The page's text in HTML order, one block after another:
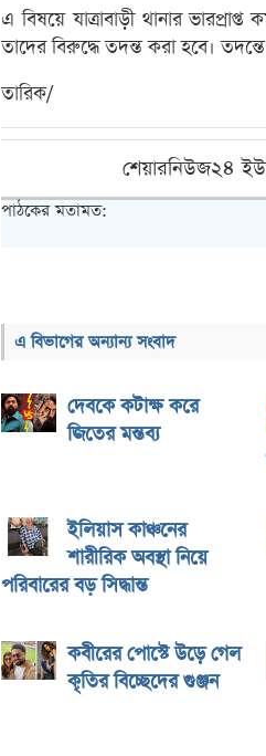
এ বিষয়ে যাত্রাবাড়ী থানার
তাদের বিরুদ্ধে তদন্ত করা হবে।
তারিক/
শেয়ারনিউজ২৪
পাঠকের মতামত:
এ বিভাগের অন্যান্য সংবাদ
দেবকে কটাক্ষ করে
জিতের মন্তব্য
ইলিয়াস কাঞ্চনের
শারীরিক অবস্থা নিয়ে
পরিবারের বড় সিদ্ধান্ত
কবীরের পোস্টে উড়ে গেল
কৃতির বিচ্ছেদের গুঞ্জন